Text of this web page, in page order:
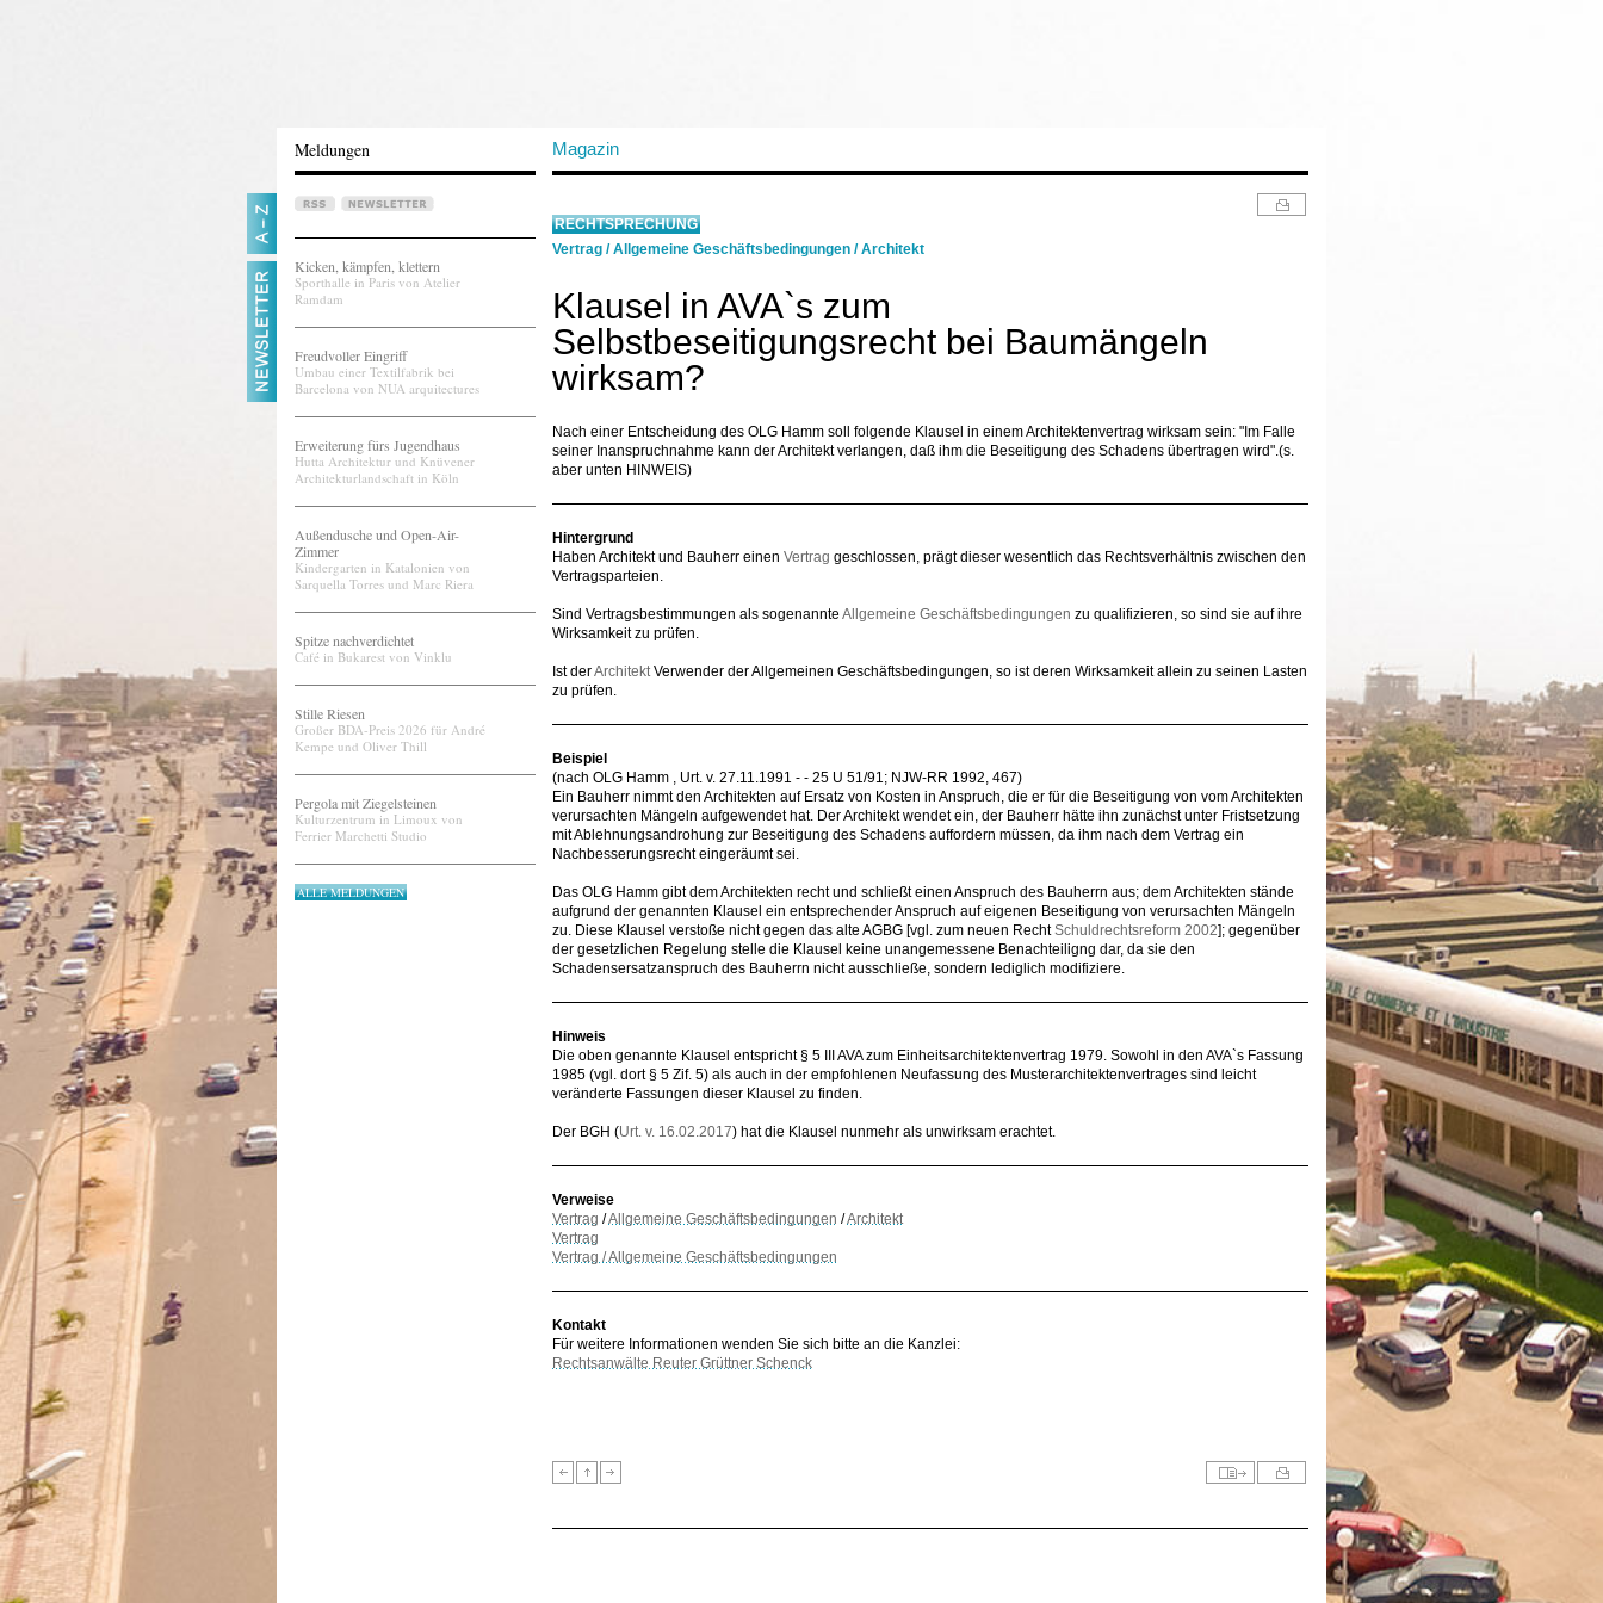
Meldungen Magazin
Kicken, kämpfen, klettern
Sporthalle in Paris von Atelier
Ramdam
Freudvoller Eingriff
Umbau einer Textilfabrik bei
Barcelona von NUA arquitectures
Erweiterung fürs Jugendhaus
Hutta Architektur und Knüvener
Architekturlandschaft in Köln
Außendusche und Open-Air-
Zimmer
Kindergarten in Katalonien von
Sarquella Torres und Marc Riera
Spitze nachverdichtet
Café in Bukarest von Vinklu
Stille Riesen
Großer BDA-Preis 2026 für André
Kempe und Oliver Thill
Pergola mit Ziegelsteinen
Kulturzentrum in Limoux von
Ferrier Marchetti Studio
ALLE MELDUNGEN
RECHTSPRECHUNG
Vertrag /Allgemeine Geschäftsbedingungen /Architekt
Klausel in AVA`s zum
Selbstbeseitigungsrecht bei Baumängeln
wirksam?
Nach einer Entscheidung des OLG Hamm soll folgende Klausel in einem Architektenvertrag wirksam sein: "Im Falle
seiner Inanspruchnahme kann der Architekt verlangen, daß ihm die Beseitigung des Schadens übertragen wird".(s.
aber unten HINWEIS)
Hintergrund
Haben Architekt und Bauherr einen Vertrag geschlossen, prägt dieser wesentlich das Rechtsverhältnis zwischen den
Vertragsparteien.
Sind Vertragsbestimmungen als sogenannte Allgemeine Geschäftsbedingungen zu qualifizieren, so sind sie auf ihre
Wirksamkeit zu prüfen.
Ist derArchitektVerwender der Allgemeinen Geschäftsbedingungen, so ist deren Wirksamkeit allein zu seinen Lasten
zu prüfen.
Beispiel
(nach OLG Hamm , Urt. v. 27.11.1991 - - 25 U 51/91; NJW-RR 1992, 467)
Ein Bauherr nimmt den Architekten auf Ersatz von Kosten in Anspruch, die er für die Beseitigung von vom Architekten
verursachten Mängeln aufgewendet hat. Der Architekt wendet ein, der Bauherr hätte ihn zunächst unter Fristsetzung
mit Ablehnungsandrohung zur Beseitigung des Schadens auffordern müssen, da ihm nach dem Vertrag ein
Nachbesserungsrecht eingeräumt sei.
Das OLG Hamm gibt dem Architekten recht und schließt einen Anspruch des Bauherrn aus; dem Architekten stände
aufgrund der genannten Klausel ein entsprechender Anspruch auf eigenen Beseitigung von verursachten Mängeln
zu. Diese Klausel verstoße nicht gegen das alte AGBG [vgl. zum neuen RechtSchuldrechtsreform 2002]; gegenüber
der gesetzlichen Regelung stelle die Klausel keine unangemessene Benachteiligng dar, da sie den
Schadensersatzanspruch des Bauherrn nicht ausschließe, sondern lediglich modifiziere.
Hinweis
Die oben genannte Klausel entspricht § 5 III AVA zum Einheitsarchitektenvertrag 1979. Sowohl in den AVA`s Fassung
1985 (vgl. dort § 5 Zif. 5) als auch in der empfohlenen Neufassung des Musterarchitektenvertrages sind leicht
veränderte Fassungen dieser Klausel zu finden.
Der BGH (Urt. v. 16.02.2017) hat die Klausel nunmehr als unwirksam erachtet.
Verweise
Vertrag /Allgemeine Geschäftsbedingungen /Architekt
Vertrag
Vertrag / Allgemeine Geschäftsbedingungen
Kontakt
Für weitere Informationen wenden Sie sich bitte an die Kanzlei:
Rechtsanwälte Reuter Grüttner Schenck